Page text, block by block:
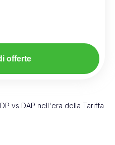
offerte
vs DAP nell'era della Tariffa